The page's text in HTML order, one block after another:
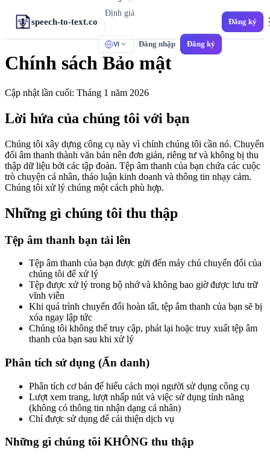
speech-to-text.co
Định giá
VI Đăng nhập Đăng ký
Đăng ký
M4A sang Văn bản
MP3 sang Văn bản
Phụ đề Video
MP4 sang Văn bản
Video sang Văn bản
Âm thanh không nén
Đa phương ngữ Tây Ban Nha
Thư thoại sang Văn bản
Đọc tin nhắn của bạn
Ghi chú thoại sang Văn bản
Ghi chú trên Apple & Android
Phiên âm Podcast
Toàn bộ tập sang văn bản
Máy ghi âm
Ghi & Phiên âm trực tiếp
Định giá
LANGUAGE
Chính sách Bảo mật
Cập nhật lần cuối: Tháng 1 năm 2026
Lời hứa của chúng tôi với bạn
Chúng tôi xây dựng công cụ này vì chính chúng tôi cần nó. Chuyển
đổi âm thanh thành văn bản nên đơn giản, riêng tư và không bị thu
thập dữ liệu bởi các tập đoàn. Tệp âm thanh của bạn chứa các cuộc
trò chuyện cá nhân, thảo luận kinh doanh và thông tin nhạy cảm.
Chúng tôi xử lý chúng một cách phù hợp.
Những gì chúng tôi thu thập
Tệp âm thanh bạn tải lên
Tệp âm thanh của bạn được gửi đến máy chủ chuyển đổi của
chúng tôi để xử lý
Tệp được xử lý trong bộ nhớ và không bao giờ được lưu trữ
vĩnh viễn
Khi quá trình chuyển đổi hoàn tất, tệp âm thanh của bạn sẽ bị
xóa ngay lập tức
Chúng tôi không thể truy cập, phát lại hoặc truy xuất tệp âm
thanh của bạn sau khi xử lý
Phân tích sử dụng (Ẩn danh)
Phân tích cơ bản để hiểu cách mọi người sử dụng công cụ
Lượt xem trang, lượt nhấp nút và việc sử dụng tính năng
(không có thông tin nhận dạng cá nhân)
Chỉ được sử dụng để cải thiện dịch vụ
Những gì chúng tôi KHÔNG thu thập